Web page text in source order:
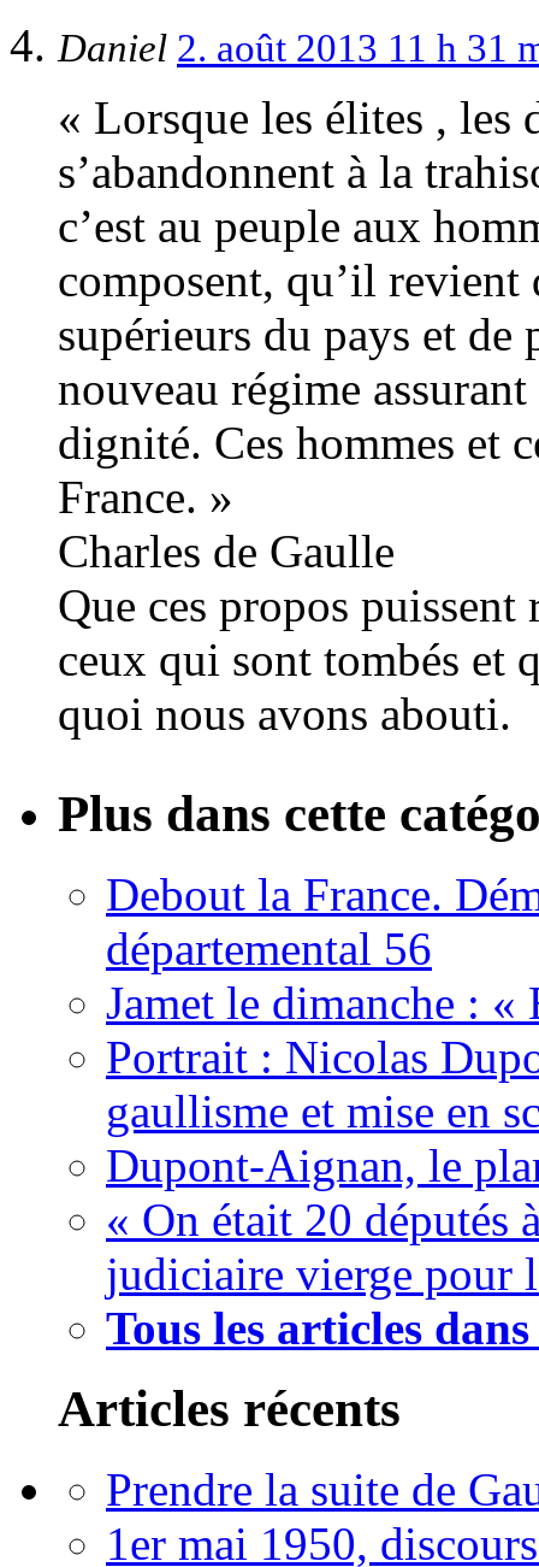
Daniel 2. août 2013 11 h 31
« Lorsque les élites , les
s’abandonnent à la
c’est au peuple aux
composent, qu’il revient
supérieurs du pays et de
nouveau régime
dignité. Ces hommes et
France. »
Charles de Gaulle
Que ces propos
ceux qui sont tombés et
quoi nous avons abouti.
Plus dans cette
Debout la France.
départemental 56
Jamet le dimanche : «
Portrait : Nicolas
gaullisme et mise en
Dupont-Aignan, le
« On était 20 députés
judiciaire vierge pour
Tous les articles
Articles récents
Prendre la suite de
1er mai 1950,